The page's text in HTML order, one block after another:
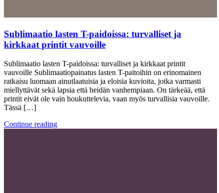
Sublimaatio lasten T-paidoissa: turvalliset ja
kirkkaat printit vauvoille
Sublimaatio lasten T-paidoissa: turvalliset ja kirkkaat printit
vauvoille Sublimaatiopainatus lasten T-paitoihin on erinomainen
ratkaisu luomaan ainutlaatuisia ja eloisia kuvioita, jotka varmasti
miellyttävät sekä lapsia että heidän vanhempiaan. On tärkeää, että
printit eivät ole vain houkuttelevia, vaan myös turvallisia vauvoille.
Tässä […]
Continue reading